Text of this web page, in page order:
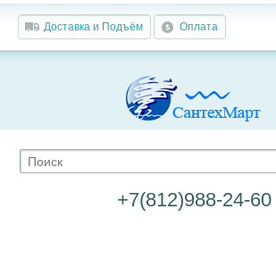
Доставка и Подъём Оплата
+7(812)988-24-60